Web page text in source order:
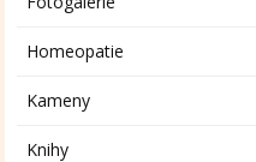
Homeopatie
Kameny
Knihy